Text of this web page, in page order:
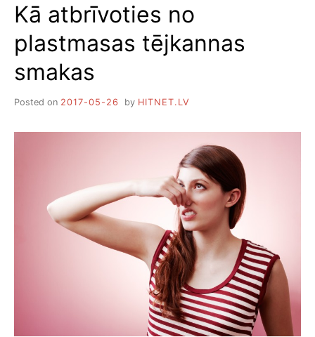
Kā atbrīvoties no
plastmasas tējkannas
smakas
Posted on 2017-05-26 by HITNET.LV